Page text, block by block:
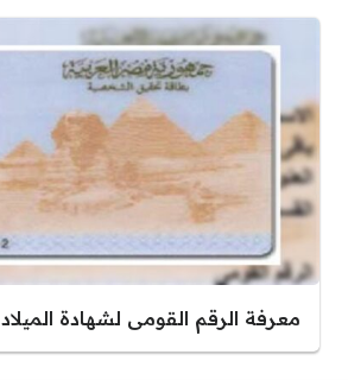
معرفة الرقم القومى لشهادة